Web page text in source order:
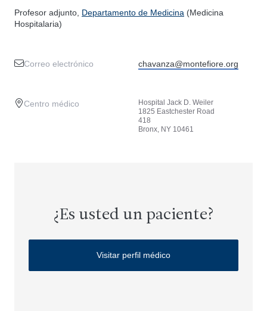
Profesor adjunto, Departamento de Medicina (Medicina
Hospitalaria)
Correo electrónico chavanza@montefiore.org
Centro médico
Hospital Jack D. Weiler
1825 Eastchester Road
418
Bronx, NY 10461
¿Es usted un paciente?
Visitar perfil médico